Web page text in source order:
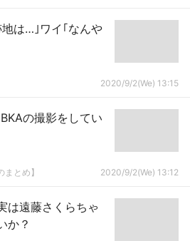
は…｣ワイ｢なんや
2020/9/2(We) 13:15
の撮影をしてい
とめ】 2020/9/2(We) 13:12
は遠藤さくらちゃ
か？